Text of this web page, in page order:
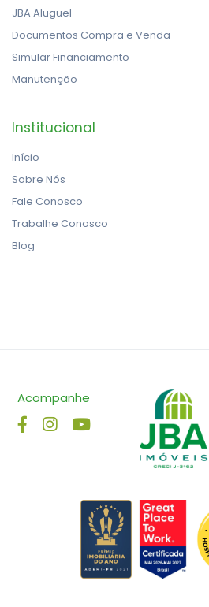
JBA Aluguel
Documentos Compra e Venda
Simular Financiamento
Manutenção
Institucional
Início
Sobre Nós
Fale Conosco
Trabalhe Conosco
Blog
Acompanhe